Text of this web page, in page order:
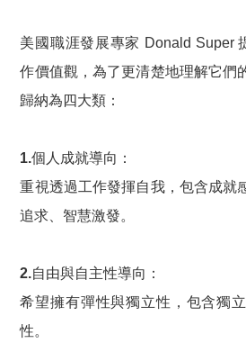
美國職涯發展專家 Donald Super
作價值觀，為了更清楚地理解它們
歸納為四大類：
1.個人成就導向：
重視透過工作發揮自我，包含成就
追求、智慧激發。
2.自由與自主性導向：
希望擁有彈性與獨立性，包含獨
性。